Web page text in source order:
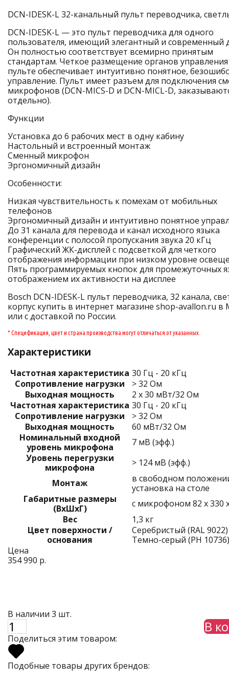
DCN-IDESK-L 32-канальный пульт переводчика,
DCN-IDESK-L — это пульт переводчика для одного
пользователя, имеющий элегантный и современный
Он полностью соответствует всемирно принятым
стандартам. Четкое размещение органов
пульте обеспечивает интуитивно понятное,
управление. Пульт имеет разъем для подключения
микрофонов (DCN-MICS-D и DCN-MICL-D,
отдельно).
Функции
Установка до 6 рабочих мест в одну кабину
Настольный и встроенный монтаж
Сменный микрофон
Эргономичный дизайн
Особенности:
Низкая чувствительность к помехам от мобильных
телефонов
Эргономичный дизайн и интуитивно понятное
До 31 канала для перевода и канал исходного языка
конференции с полосой пропускания звука 20 кГц
Графический ЖК-дисплей с подсветкой для четкого
отображения информации при низком уровне
Пять программируемых кнопок для промежуточных
отображением их активности на дисплее
Bosch DCN-IDESK-L пульт переводчика, 32 канала,
корпус купить в интернет магазине shop-avallon.ru в
или с доставкой по России.
* Спецификация, цвет и страна производства могут отличаться от указанных.
Характеристики
Частотная характеристика 30 Гц - 20 кГц
Сопротивление нагрузки
> 32 Ом
Выходная мощность
2 x 30 мВт/32 Ом
Частотная характеристика 30 Гц - 20 кГц
Сопротивление нагрузки
> 32 Ом
Выходная мощность
60 мВт/32 Ом
Номинальный входной
уровень микрофона
7 мВ (эфф.)
Уровень перегрузки
микрофона
> 124 мВ (эфф.)
Монтаж
в свободном
установка на столе
Габаритные размеры
(ВхШхГ)
с микрофоном 82 x 330
Вес
1,3 кг
Цвет поверхности /
основания
Серебристый (RAL
Темно-серый (PH 10736)
Цена
354 990 р.
В наличии 3 шт.
В
Поделиться этим товаром:
Подобные товары других брендов: